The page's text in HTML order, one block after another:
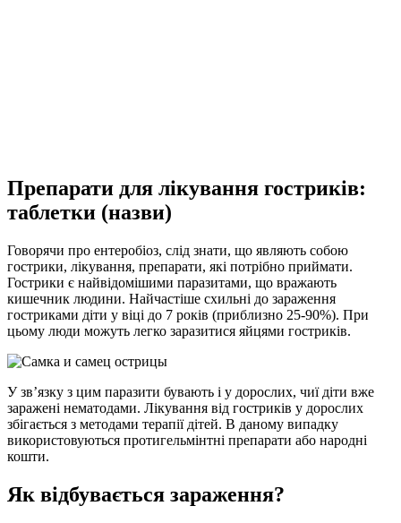
Препарати для лікування гостриків:
таблетки (назви)
Говорячи про ентеробіоз, слід знати, що являють собою
гострики, лікування, препарати, які потрібно приймати.
Гострики є найвідомішими паразитами, що вражають
кишечник людини. Найчастіше схильні до зараження
гостриками діти у віці до 7 років (приблизно 25-90%). При
цьому люди можуть легко заразитися яйцями гостриків.
У зв’язку з цим паразити бувають і у дорослих, чиї діти вже
заражені нематодами. Лікування від гостриків у дорослих
збігається з методами терапії дітей. В даному випадку
використовуються протигельмінтні препарати або народні
кошти.
Як відбувається зараження?